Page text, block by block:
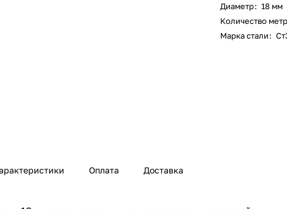
Диаметр: 18 мм
Количество
Марка стали:
Оплата Доставка